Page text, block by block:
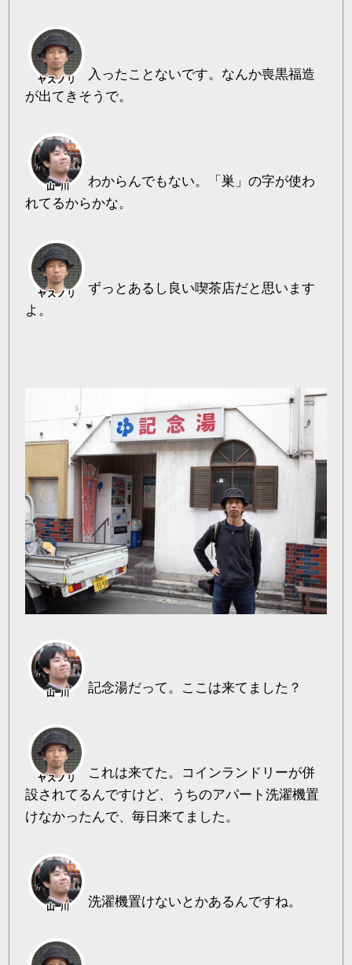
入ったことないです。なんか喪黒福造
が出てきそうで。
わからんでもない。「巣」の字が使わ
れてるからかな。
ずっとあるし良い喫茶店だと思います
よ。
記念湯だって。ここは来てました？
これは来てた。コインランドリーが併
設されてるんですけど、うちのアパート洗濯機置
けなかったんで、毎日来てました。
洗濯機置けないとかあるんですね。